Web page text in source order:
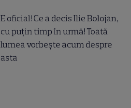
E oficial! Ce a decis Ilie Bolojan,
cu puțin timp în urmă! Toată
lumea vorbește acum despre
asta